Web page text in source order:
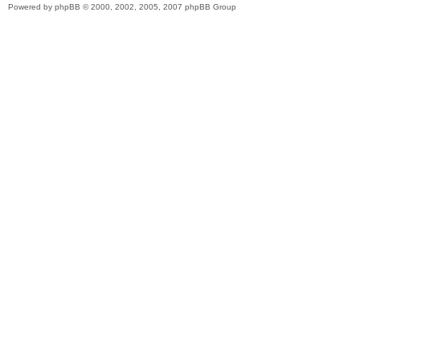
Powered by phpBB © 2000, 2002, 2005, 2007 phpBB Group